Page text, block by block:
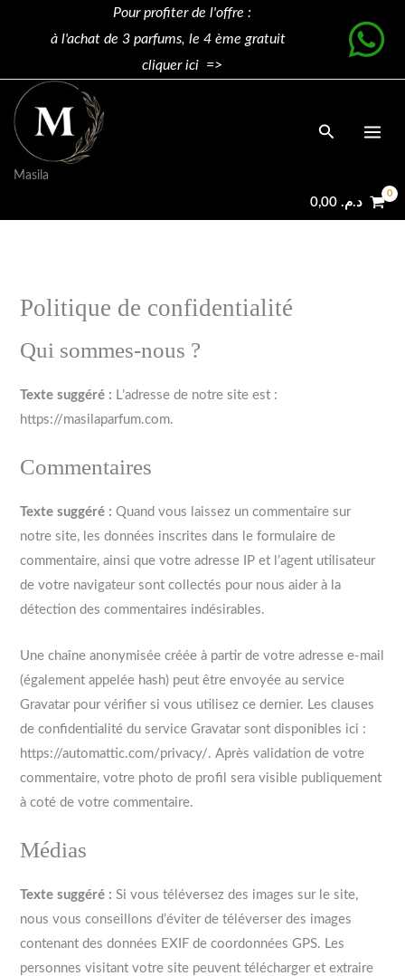
Pour profiter de l'offre :
à l'achat de 3 parfums, le 4 ème gratuit
cliquer ici =>
Masila
Rechercher
د.م.
Politique de confidentialité
Qui sommes-nous ?
Texte suggéré : L’adresse de notre site est :
https://masilaparfum.com.
Commentaires
Texte suggéré :Quand vous laissez un commentaire sur
notre site, les données inscrites dans le formulaire de
commentaire, ainsi que votre adresse IP et l’agent utilisateur
de votre navigateur sont collectés pour nous aider à la
détection des commentaires indésirables.
Une chaîne anonymisée créée à partir de votre adresse e-mail
(également appelée hash) peut être envoyée au service
Gravatar pour vérifier si vous utilisez ce dernier. Les clauses
de confidentialité du service Gravatar sont disponibles ici :
https://automattic.com/privacy/. Après validation de votre
commentaire, votre photo de profil sera visible publiquement
à coté de votre commentaire.
Médias
Texte suggéré :Si vous téléversez des images sur le site,
nous vous conseillons d’éviter de téléverser des images
contenant des données EXIF de coordonnées GPS. Les
personnes visitant votre site peuvent télécharger et extraire